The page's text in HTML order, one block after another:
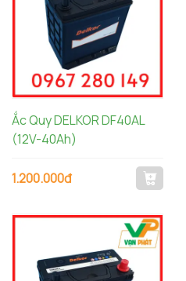
Ắc Quy DELKOR DF40AL
(12V-40Ah)
1.200.000đ